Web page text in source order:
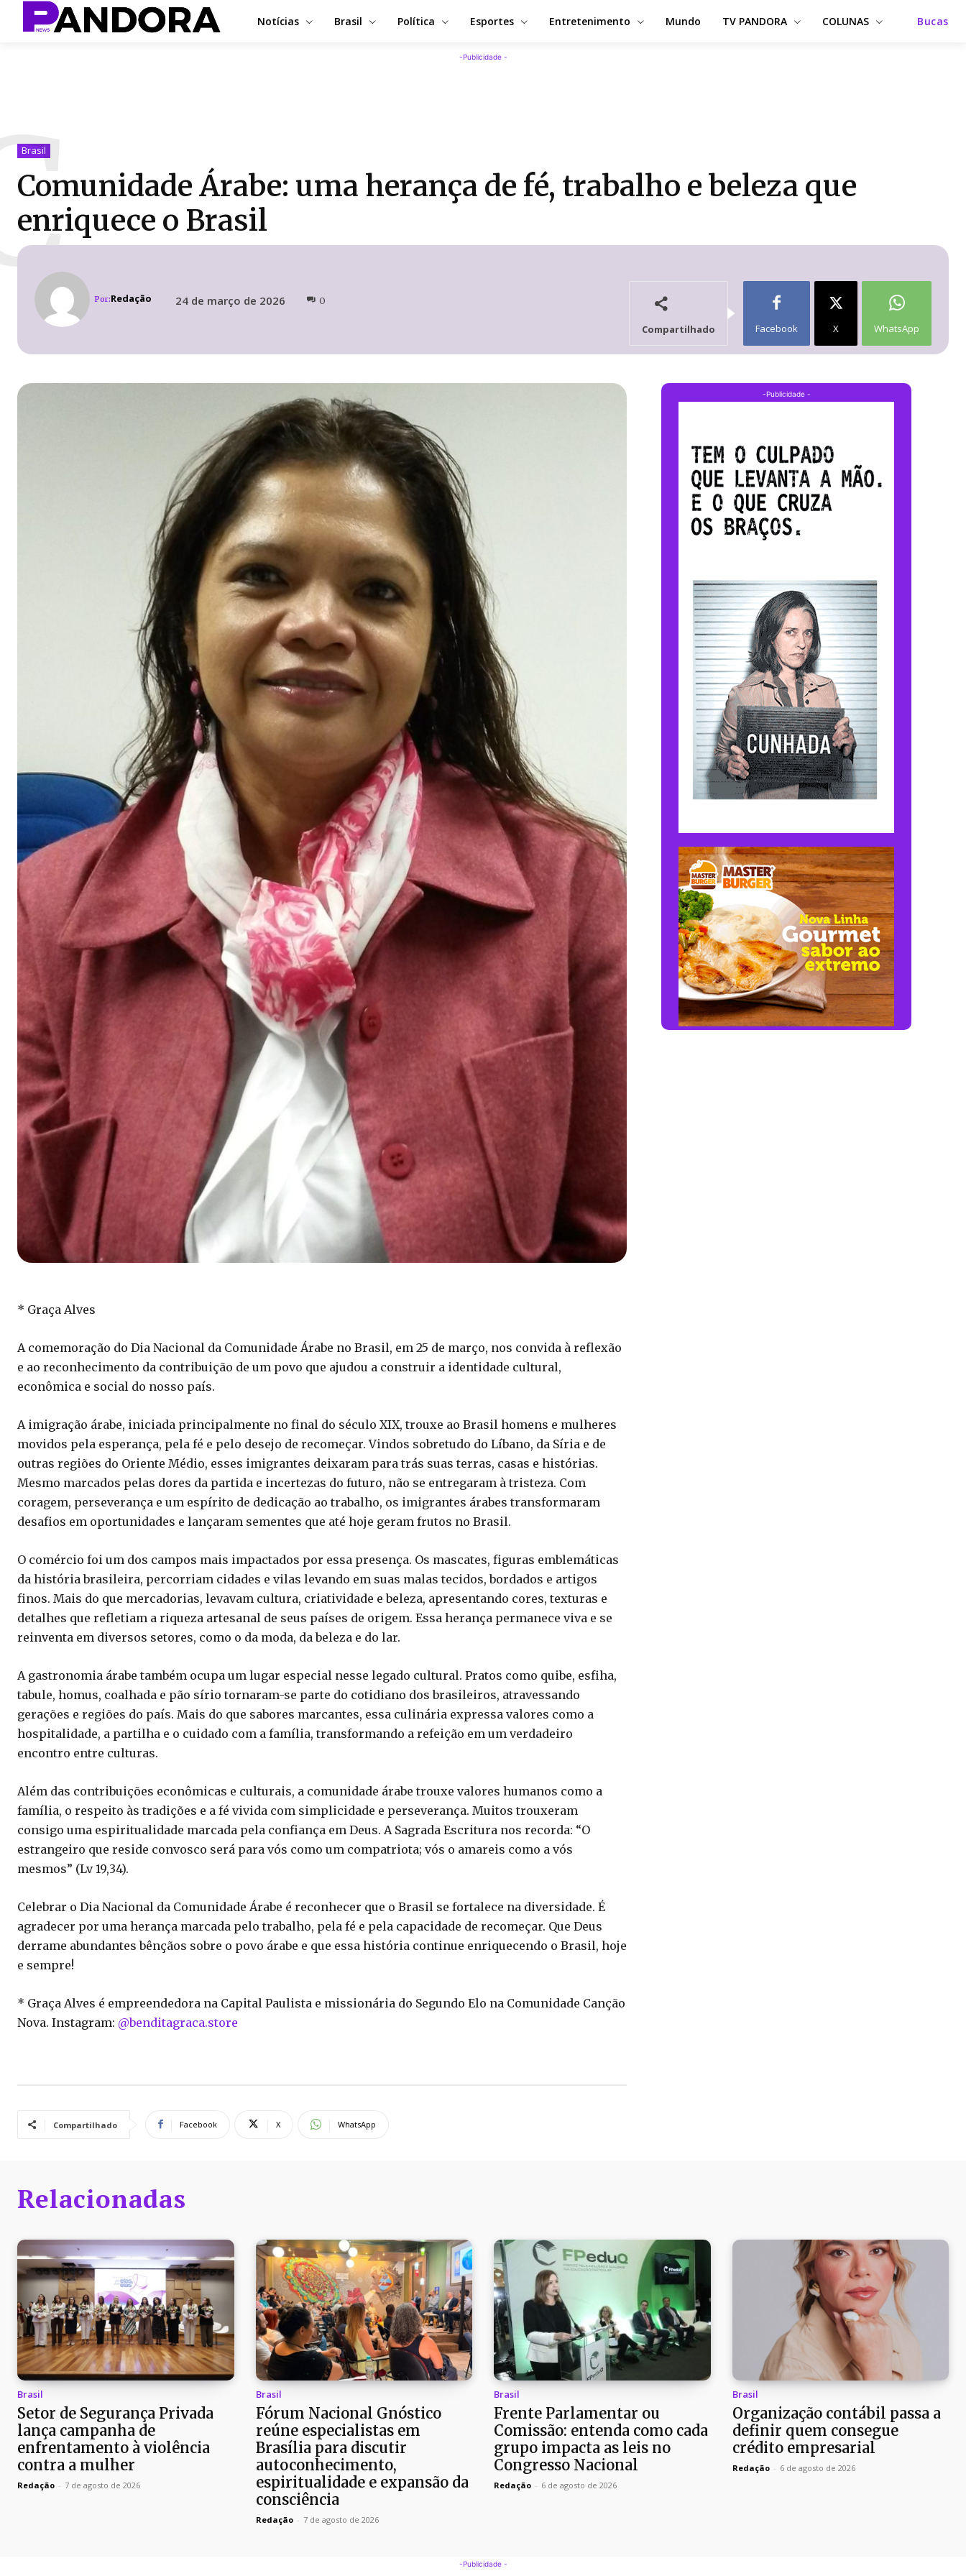
Notícias Brasil Política Esportes Entretenimento Mundo TV PANDORA COLUNAS Bucas
-Publicidade -
Brasil
Comunidade Árabe: uma herança de fé, trabalho e beleza que
enriquece o Brasil
Por:Redação 24 de março de 2026 0
Compartilhado Facebook X WhatsApp
* Graça Alves
A comemoração do Dia Nacional da Comunidade Árabe no Brasil, em 25 de março, nos convida à reflexão
e ao reconhecimento da contribuição de um povo que ajudou a construir a identidade cultural,
econômica e social do nosso país.
A imigração árabe, iniciada principalmente no final do século XIX, trouxe ao Brasil homens e mulheres
movidos pela esperança, pela fé e pelo desejo de recomeçar. Vindos sobretudo do Líbano, da Síria e de
outras regiões do Oriente Médio, esses imigrantes deixaram para trás suas terras, casas e histórias.
Mesmo marcados pelas dores da partida e incertezas do futuro, não se entregaram à tristeza. Com
coragem, perseverança e um espírito de dedicação ao trabalho, os imigrantes árabes transformaram
desafios em oportunidades e lançaram sementes que até hoje geram frutos no Brasil.
O comércio foi um dos campos mais impactados por essa presença. Os mascates, figuras emblemáticas
da história brasileira, percorriam cidades e vilas levando em suas malas tecidos, bordados e artigos
finos. Mais do que mercadorias, levavam cultura, criatividade e beleza, apresentando cores, texturas e
detalhes que refletiam a riqueza artesanal de seus países de origem. Essa herança permanece viva e se
reinventa em diversos setores, como o da moda, da beleza e do lar.
A gastronomia árabe também ocupa um lugar especial nesse legado cultural. Pratos como quibe, esfiha,
tabule, homus, coalhada e pão sírio tornaram-se parte do cotidiano dos brasileiros, atravessando
gerações e regiões do país. Mais do que sabores marcantes, essa culinária expressa valores como a
hospitalidade, a partilha e o cuidado com a família, transformando a refeição em um verdadeiro
encontro entre culturas.
Além das contribuições econômicas e culturais, a comunidade árabe trouxe valores humanos como a
família, o respeito às tradições e a fé vivida com simplicidade e perseverança. Muitos trouxeram
consigo uma espiritualidade marcada pela confiança em Deus. A Sagrada Escritura nos recorda: “O
estrangeiro que reside convosco será para vós como um compatriota; vós o amareis como a vós
mesmos” (Lv 19,34).
Celebrar o Dia Nacional da Comunidade Árabe é reconhecer que o Brasil se fortalece na diversidade. É
agradecer por uma herança marcada pelo trabalho, pela fé e pela capacidade de recomeçar. Que Deus
derrame abundantes bênçãos sobre o povo árabe e que essa história continue enriquecendo o Brasil, hoje
e sempre!
* Graça Alves é empreendedora na Capital Paulista e missionária do Segundo Elo na Comunidade Canção
Nova. Instagram: @benditagraca.store
Compartilhado Facebook X WhatsApp
-Publicidade -
Relacionadas
Brasil
Setor de Segurança Privada
lança campanha de
enfrentamento à violência
contra a mulher
Redação - 7 de agosto de 2026
Brasil
Fórum Nacional Gnóstico
reúne especialistas em
Brasília para discutir
autoconhecimento,
espiritualidade e expansão da
consciência
Redação - 7 de agosto de 2026
Brasil
Frente Parlamentar ou
Comissão: entenda como cada
grupo impacta as leis no
Congresso Nacional
Redação - 6 de agosto de 2026
Brasil
Organização contábil passa a
definir quem consegue
crédito empresarial
Redação - 6 de agosto de 2026
-Publicidade -